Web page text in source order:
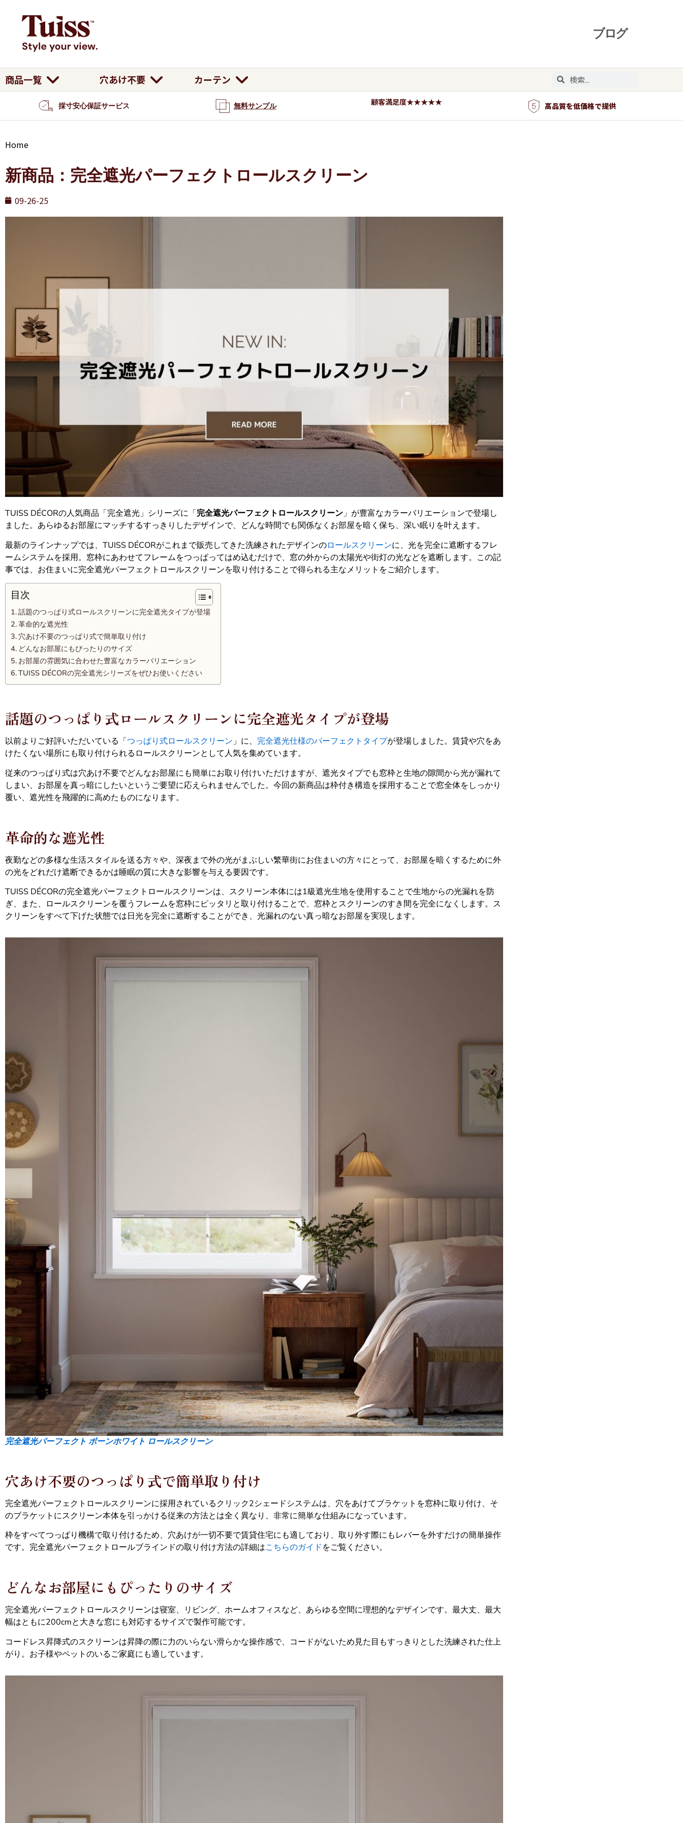
商品一覧 穴あけ不要 カーテン
採寸安心保証サービス 無料サンプル 顧客満足度★★★★★ 高品質を低価格で提供
Home
新商品：完全遮光パーフェクトロールスクリーン
09-26-25
TUISS DÉCORの人気商品「完全遮光」シリーズに「完全遮光パーフェクトロールスクリーン」が豊富なカラーバリエーションで登場し
ました。あらゆるお部屋にマッチするすっきりしたデザインで、どんな時間でも関係なくお部屋を暗く保ち、深い眠りを叶えます。
最新のラインナップでは、TUISS DÉCORがこれまで販売してきた洗練されたデザインのロールスクリーンに、光を完全に遮断するフレ
ームシステムを採用。窓枠にあわせてフレームをつっぱってはめ込むだけで、窓の外からの太陽光や街灯の光などを遮断します。この記
事では、お住まいに完全遮光パーフェクトロールスクリーンを取り付けることで得られる主なメリットをご紹介します。
目次
話題のつっぱり式ロールスクリーンに完全遮光タイプが登場
革命的な遮光性
穴あけ不要のつっぱり式で簡単取り付け
どんなお部屋にもぴったりのサイズ
お部屋の雰囲気に合わせた豊富なカラーバリエーション
TUISS DÉCORの完全遮光シリーズをぜひお使いください
話題のつっぱり式ロールスクリーンに完全遮光タイプが登場
以前よりご好評いただいている「つっぱり式ロールスクリーン」に、 完全遮光仕様のパーフェクトタイプが登場しました。賃貸や穴をあ
けたくない場所にも取り付けられるロールスクリーンとして人気を集めています。
従来のつっぱり式は穴あけ不要でどんなお部屋にも簡単にお取り付けいただけますが、遮光タイプでも窓枠と生地の隙間から光が漏れて
しまい、お部屋を真っ暗にしたいというご要望に応えられませんでした。今回の新商品は枠付き構造を採用することで窓全体をしっかり
覆い、遮光性を飛躍的に高めたものになります。
革命的な遮光性
夜勤などの多様な生活スタイルを送る方々や、深夜まで外の光がまぶしい繁華街にお住まいの方々にとって、お部屋を暗くするために外
の光をどれだけ遮断できるかは睡眠の質に大きな影響を与える要因です。
TUISS DÉCORの完全遮光パーフェクトロールスクリーンは、スクリーン本体には1級遮光生地を使用することで生地からの光漏れを防
ぎ、また、ロールスクリーンを覆うフレームを窓枠にピッタリと取り付けることで、窓枠とスクリーンのすき間を完全になくします。ス
クリーンをすべて下げた状態では日光を完全に遮断することができ、光漏れのない真っ暗なお部屋を実現します。
完全遮光パーフェクト ボーンホワイト ロールスクリーン
穴あけ不要のつっぱり式で簡単取り付け
完全遮光パーフェクトロールスクリーンに採用されているクリック2シェードシステムは、穴をあけてブラケットを窓枠に取り付け、そ
のブラケットにスクリーン本体を引っかける従来の方法とは全く異なり、非常に簡単な仕組みになっています。
枠をすべてつっぱり機構で取り付けるため、穴あけが一切不要で賃貸住宅にも適しており、取り外す際にもレバーを外すだけの簡単操作
です。完全遮光パーフェクトロールブラインドの取り付け方法の詳細はこちらのガイドをご覧ください。
どんなお部屋にもぴったりのサイズ
完全遮光パーフェクトロールスクリーンは寝室、リビング、ホームオフィスなど、あらゆる空間に理想的なデザインです。最大丈、最大
幅はともに200cmと大きな窓にも対応するサイズで製作可能です。
コードレス昇降式のスクリーンは昇降の際に力のいらない滑らかな操作感で、コードがないため見た目もすっきりとした洗練された仕上
がり。お子様やペットのいるご家庭にも適しています。